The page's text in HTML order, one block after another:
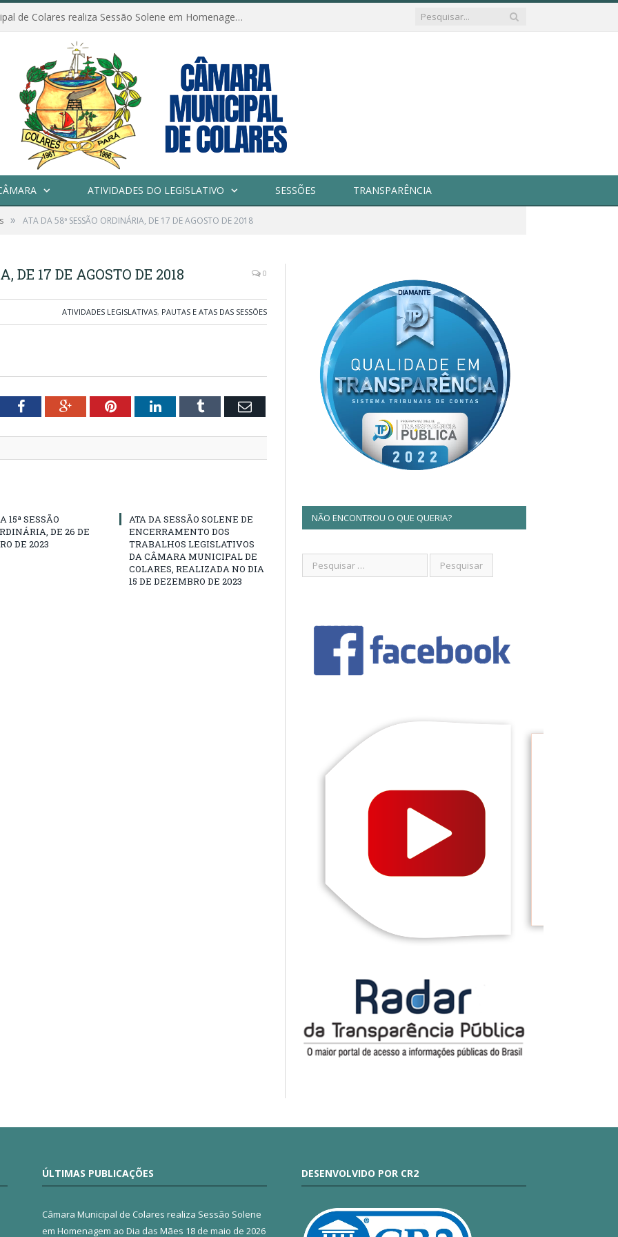
Câmara Municipal de Colares realiza Sessão Solene em Homenagem ao Dia das Mães
ATIVIDADES DO LEGISLATIVO SESSÕES TRANSPARÊNCIA
» ATA DA 58ª SESSÃO ORDINÁRIA, DE 17 DE AGOSTO DE 2018
DE 17 DE AGOSTO DE 2018 0
ATIVIDADES LEGISLATIVAS, PAUTAS E ATAS DAS SESSÕES
FacebookGoogle+PinterestLinkedInTumblr Email
15ª SESSÃO
DE 26 DE
DE 2023
ATA DA SESSÃO SOLENE DE
ENCERRAMENTO DOS
TRABALHOS LEGISLATIVOS
DA CÂMARA MUNICIPAL DE
COLARES, REALIZADA NO DIA
15 DE DEZEMBRO DE 2023
NÃO ENCONTROU O QUE QUERIA?
ÚLTIMAS PUBLICAÇÕES
Câmara Municipal de Colares realiza Sessão Solene
em Homenagem ao Dia das Mães 18 de maio de 2026
DESENVOLVIDO POR CR2